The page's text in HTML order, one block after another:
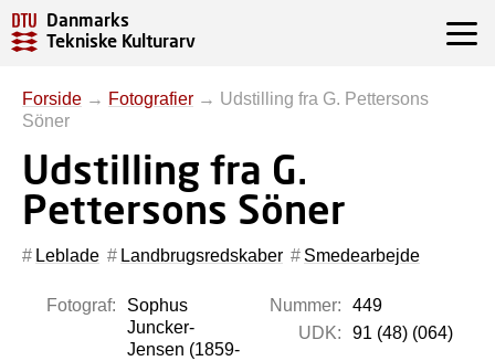
Danmarks
Tekniske Kulturarv
Forside → Fotografier → Udstilling fra G. Pettersons
Söner
Udstilling fra G.
Pettersons Söner
Leblade Landbrugsredskaber Smedearbejde
Fotograf:
Sophus
Juncker-
Jensen (1859-
Nummer:
449
UDK:
91 (48) (064)